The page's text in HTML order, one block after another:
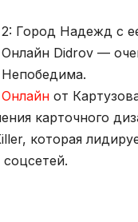
Город Надежд с
Didrov —
от
карточного
которая
соцсетей.